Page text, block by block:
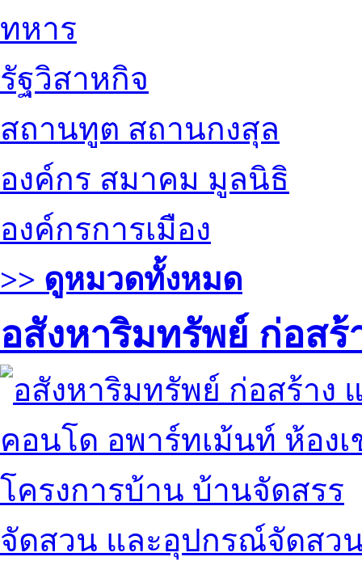
ทหาร
รัฐวิสาหกิจ
สถานทูต สถานกงสุล
องค์กร สมาคม มูลนิธิ
องค์กรการเมือง
>> ดูหมวดทั้งหมด
อสังหาริมทรัพย์ ก่อส
คอนโด อพาร์ทเม้นท์ ห้องเ
โครงการบ้าน บ้านจัดสรร
จัดสวน และอุปกรณ์จัดสว